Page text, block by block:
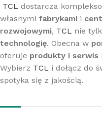
TCL dostarcza
własnymi fabrykami i
rozwojowymi, TCL nie
technologię. Obecna w
oferuje produkty i serwis
Wybierz TCL i dołącz do
spotyka się z jakością.